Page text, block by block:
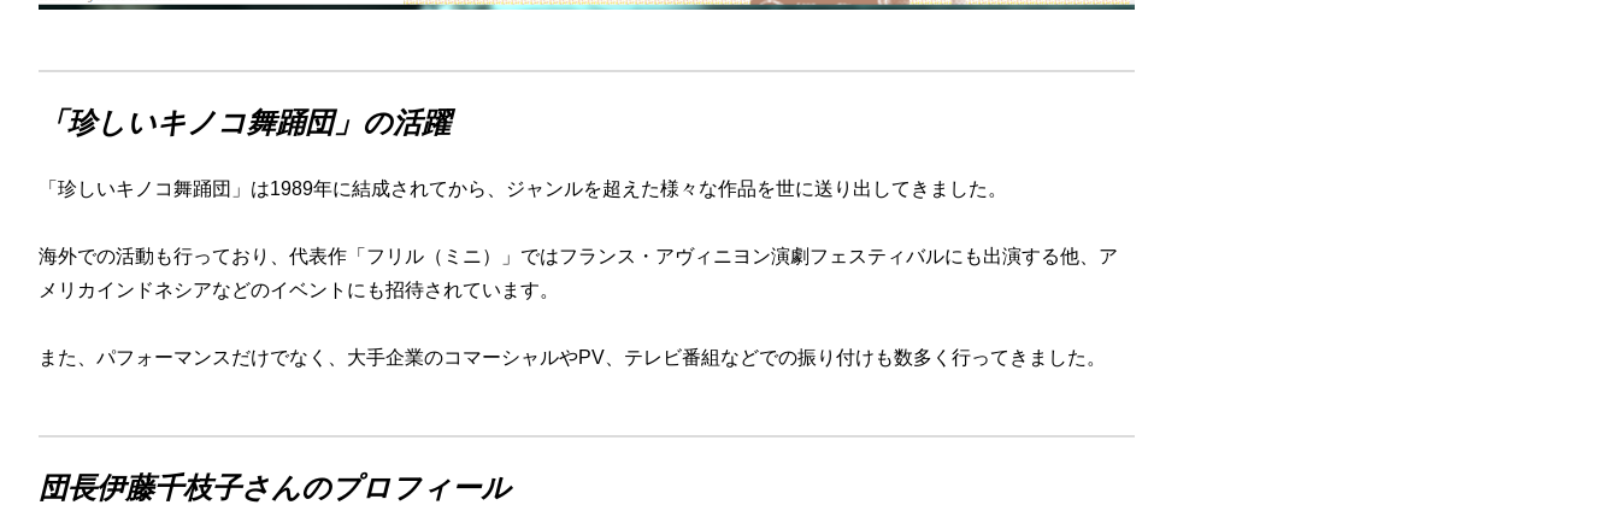
「珍しいキノコ舞踊団」の活躍
「珍しいキノコ舞踊団」は1989年に結成されてから、ジャンルを超えた様々な作品を世に送り出してきました。
海外での活動も行っており、代表作「フリル（ミニ）」ではフランス・アヴィニヨン演劇フェスティバルにも出演する他、ア
メリカインドネシアなどのイベントにも招待されています。
また、パフォーマンスだけでなく、大手企業のコマーシャルやPV、テレビ番組などでの振り付けも数多く行ってきました。
団長伊藤千枝子さんのプロフィール